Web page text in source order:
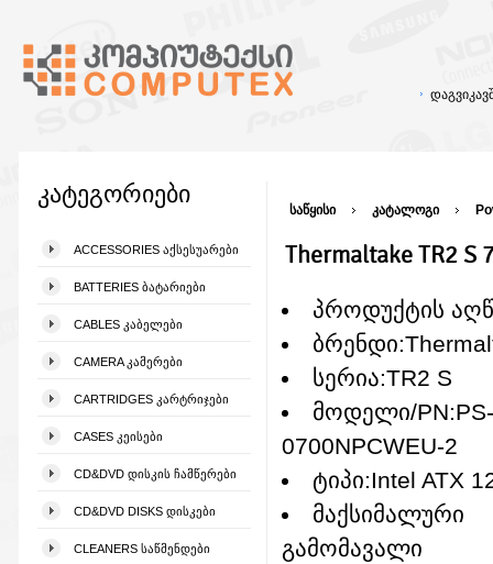
კატეგორიები
ACCESSORIES ᲐᲥᲡᲔᲡᲣᲐᲠᲔᲑᲘ
BATTERIES ᲑᲐᲢᲐᲠᲘᲔᲑᲘ
CABLES ᲙᲐᲑᲔᲚᲔᲑᲘ
CAMERA ᲙᲐᲛᲔᲠᲔᲑᲘ
CARTRIDGES ᲙᲐᲠᲢᲠᲘᲯᲔᲑᲘ
CASES ᲙᲔᲘᲡᲔᲑᲘ
CD&DVD ᲓᲘᲡᲙᲘᲡ ᲩᲐᲛᲬᲔᲠᲔᲑᲘ
CD&DVD DISKS ᲓᲘᲡᲙᲔᲑᲘ
CLEANERS ᲡᲐᲬᲛᲔᲜᲓᲔᲑᲘ
საწყისი კატალოგი
Thermaltake TR2 S
პროდუქტის
სერია:TR2 S
მოდელი/
0700NPCWEU-2
ტიპი:Intel ATX
მაქსიმალური
გამომავალი